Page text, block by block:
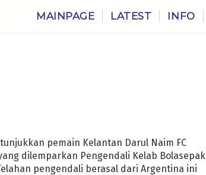
MAINPAGE LATEST INFO
pemain Kelantan Darul Naim FC
dilemparkan Pengendali Kelab Bolasepak
pengendali berasal dari Argentina ini